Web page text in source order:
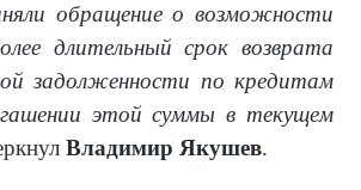
обращение о возможности
длительный срок возврата
задолженности по кредитам
этой суммы в текущем
Владимир Якушев.